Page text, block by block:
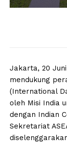
Jakarta, 20
mendukung
(International
oleh Misi India
dengan Indian
Sekretariat